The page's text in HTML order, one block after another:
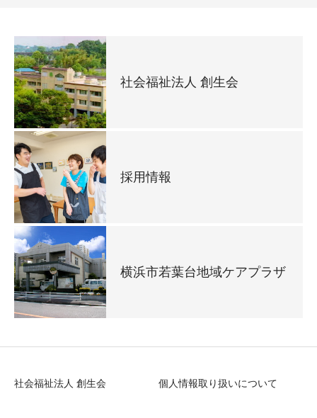
社会福祉法人 創生会
採用情報
横浜市若葉台地域ケアプラザ
社会福祉法人 創生会 個人情報取り扱いについて